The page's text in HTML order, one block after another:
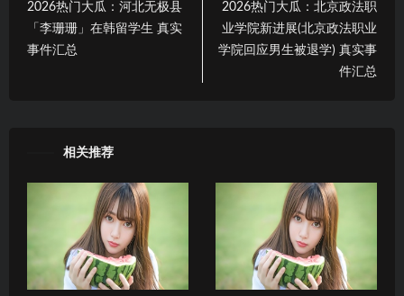
2026热门大瓜：河北无极县
「李珊珊」在韩留学生 真实
事件汇总
2026热门大瓜：北京政法职
业学院新进展(北京政法职业
学院回应男生被退学) 真实事
件汇总
相关推荐